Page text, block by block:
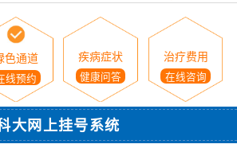
色通道
线预约
疾病症状
健康问答
治疗费用
在线咨询
大网上挂号系统